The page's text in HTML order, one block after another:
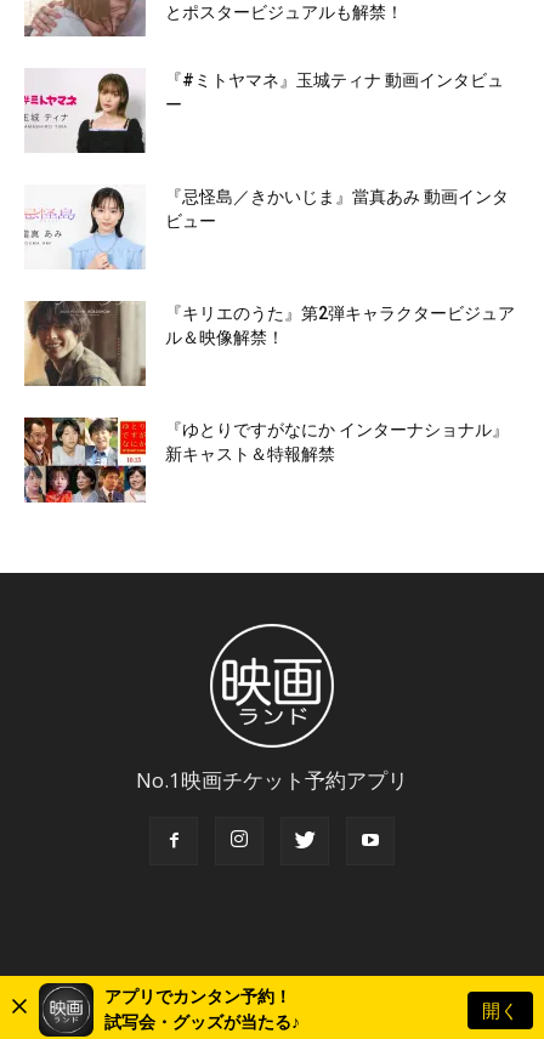
アプリでカンタン予約！
試写会・グッズが当たる♪
開く
とポスタービジュアルも解禁！
『#ミトヤマネ』玉城ティナ 動画インタビュ
ー
『忌怪島／きかいじま』當真あみ 動画インタ
ビュー
『キリエのうた』第2弾キャラクタービジュア
ル＆映像解禁！
『ゆとりですがなにか インターナショナル』
新キャスト＆特報解禁
No.1映画チケット予約アプリ
© Copyright 2018 Eigaland, inc. All Rights Reserved.